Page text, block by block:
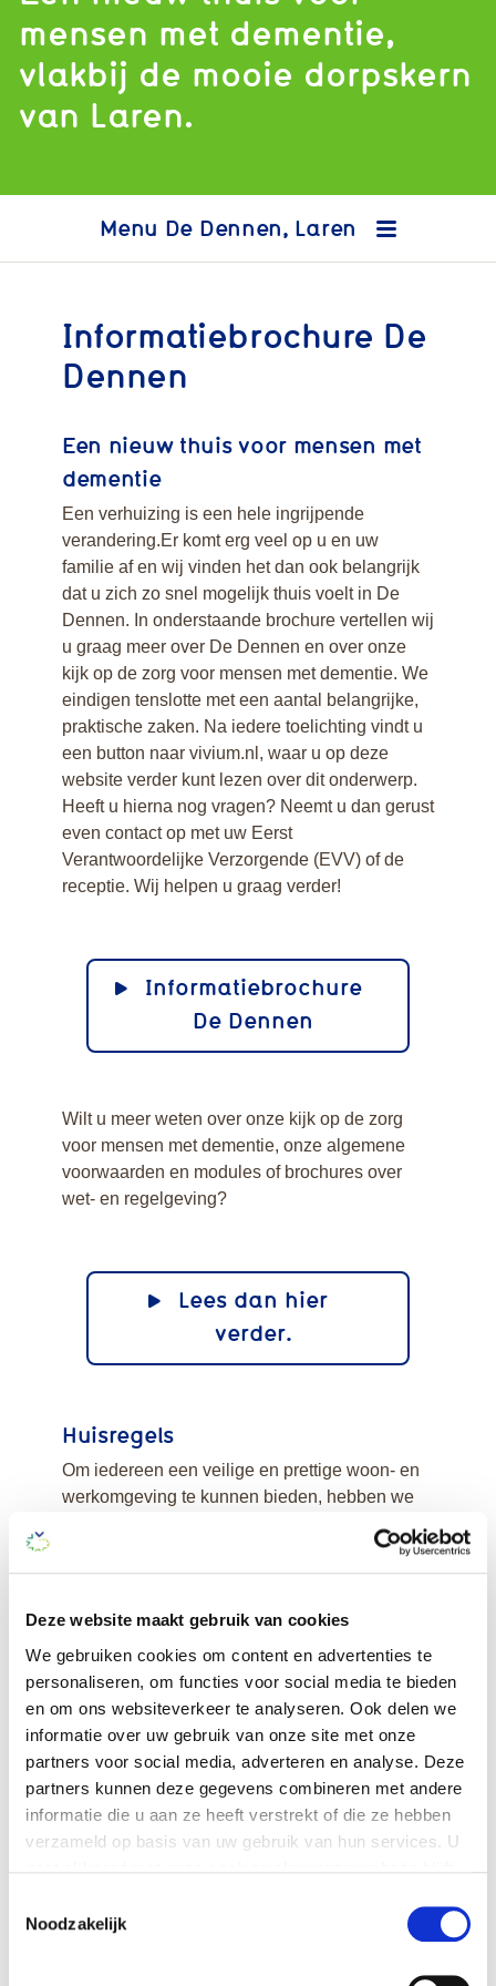
Deze website maakt gebruik van cookies
We gebruiken cookies om content en advertenties te
personaliseren, om functies voor social media te bieden
en om ons websiteverkeer te analyseren. Ook delen we
informatie over uw gebruik van onze site met onze
partners voor social media, adverteren en analyse. Deze
partners kunnen deze gegevens combineren met andere
informatie die u aan ze heeft verstrekt of die ze hebben
verzameld op basis van uw gebruik van hun services. U
Je kunt op elk moment je cookie-instellingen aanpassen
of je toestemming intrekken. Dit heeft geen gevolg voor
Noodzakelijk
mensen met dementie,
vlakbij de mooie dorpskern
van Laren.
De Dennen, Laren
Informatiebrochure De
Dennen
Een nieuw thuis voor mensen met
dementie
Een verhuizing is een hele ingrijpende
verandering.Er komt erg veel op u en uw
familie af en wij vinden het dan ook belangrijk
dat u zich zo snel mogelijk thuis voelt in De
Dennen. In onderstaande brochure vertellen wij
u graag meer over De Dennen en over onze
kijk op de zorg voor mensen met dementie. We
eindigen tenslotte met een aantal belangrijke,
praktische zaken. Na iedere toelichting vindt u
een button naar vivium.nl, waar u op deze
website verder kunt lezen over dit onderwerp.
Heeft u hierna nog vragen? Neemt u dan gerust
even contact op met uw Eerst
Verantwoordelijke Verzorgende (EVV) of de
receptie. Wij helpen u graag verder!
Informatiebrochure
De Dennen
Wilt u meer weten over onze kijk op de zorg
voor mensen met dementie, onze algemene
voorwaarden en modules of brochures over
wet- en regelgeving?
Lees dan hier
verder.
Huisregels
Om iedereen een veilige en prettige woon- en
werkomgeving te kunnen bieden, hebben we
Huisregels
Tarieven aanvullende diensten
Bij De Dennen werken we met een aantal
aanvullende diensten. Bekijk de actuele
tarieven in het document.